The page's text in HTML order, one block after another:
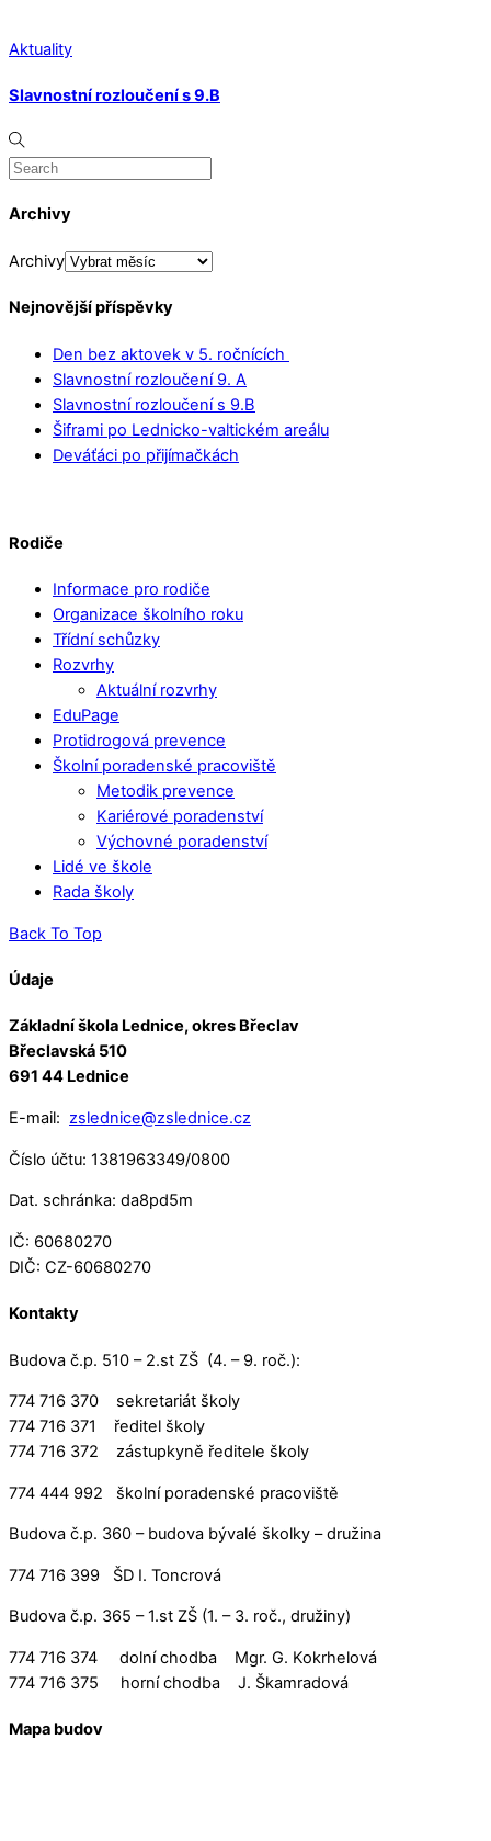
Aktuality
Slavnostní rozloučení s 9.B
Archivy
Archivy
Nejnovější příspěvky
Den bez aktovek v 5. ročnících
Slavnostní rozloučení 9. A
Slavnostní rozloučení s 9.B
Šiframi po Lednicko-valtickém areálu
Deváťáci po přijímačkách
Rodiče
Informace pro rodiče
Organizace školního roku
Třídní schůzky
Rozvrhy
Aktuální rozvrhy
EduPage
Protidrogová prevence
Školní poradenské pracoviště
Metodik prevence
Kariérové poradenství
Výchovné poradenství
Lidé ve škole
Rada školy
Back To Top
Údaje
Základní škola Lednice, okres Břeclav
Břeclavská 510
691 44 Lednice
E-mail: zslednice@zslednice.cz
Číslo účtu: 1381963349/0800
Dat. schránka: da8pd5m
IČ: 60680270
DIČ: CZ-60680270
Kontakty
Budova č.p. 510 – 2.st ZŠ (4. – 9. roč.):
774 716 370 sekretariát školy
774 716 371 ředitel školy
774 716 372 zástupkyně ředitele školy
774 444 992 školní poradenské pracoviště
Budova č.p. 360 – budova bývalé školky – družina
774 716 399 ŠD I. Toncrová
Budova č.p. 365 – 1.st ZŠ (1. – 3. roč., družiny)
774 716 374 dolní chodba Mgr. G. Kokrhelová
774 716 375 horní chodba J. Škamradová
Mapa budov